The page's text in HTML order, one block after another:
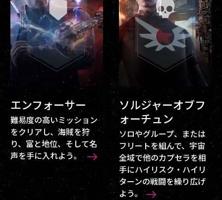
エンフォーサー
難易度の高いミッション
をクリアし、海賊を狩
り、富と地位、そして名
声を手に入れよう。
ソルジャーオブフ
ォーチュン
ソロやグループ、または
フリートを組んで、宇宙
全域で他のカプセラを相
手にハイリスク・ハイリ
ターンの戦闘を繰り広げ
よう。